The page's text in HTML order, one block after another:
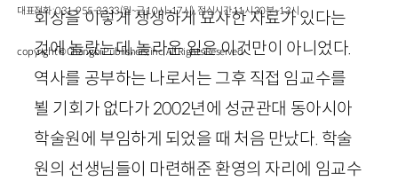
회상을 이렇게 생생하게 묘사한 자료가 있다는
것에 놀랐는데, 놀라운 일은 이것만이 아니었다.
역사를 공부하는 나로서는 그후 직접 임교수를
뵐 기회가 없다가 2002년에 성균관대 동아시아
학술원에 부임하게 되었을 때 처음 만났다. 학술
원의 선생님들이 마련해준 환영의 자리에 임교수
대표전화 : 031-955-3333(월~금 10시~17시), 점심시간 11시 30분~13시
copyright © Changbi Publishers, inc. All Rights Reserved.